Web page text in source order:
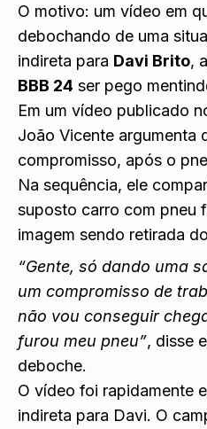
O motivo: um vídeo em
debochando de uma
indireta para Davi Brito,
BBB 24 ser pego
Em um vídeo publicado
João Vicente argumenta
compromisso, após o
Na sequência, ele
suposto carro com pneu
imagem sendo retirada
“Gente, só dando uma
um compromisso de
não vou conseguir
furou meu pneu”, disse
deboche.
O vídeo foi rapidamente
indireta para Davi. O